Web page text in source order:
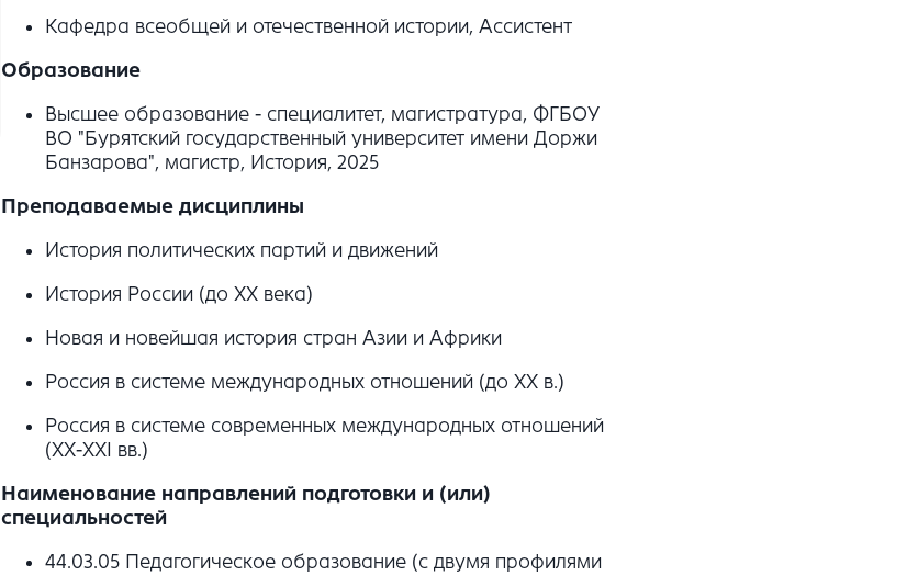
Кафедра всеобщей и отечественной истории, Ассистент
Образование
Высшее образование - специалитет, магистратура, ФГБОУ
ВО "Бурятский государственный университет имени Доржи
Банзарова", магистр, История, 2025
Преподаваемые дисциплины
История политических партий и движений
История России (до XX века)
Новая и новейшая история стран Азии и Африки
Россия в системе международных отношений (до XX в.)
Россия в системе современных международных отношений
(ХХ-XXI вв.)
Наименование направлений подготовки и (или)
специальностей
44.03.05 Педагогическое образование (с двумя профилями